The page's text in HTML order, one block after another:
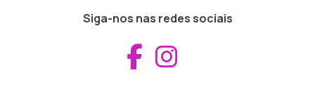
Siga-nos nas redes sociais
Aceder ao